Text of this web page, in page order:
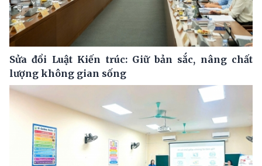
Sửa đổi Luật Kiến trúc: Giữ bản sắc, nâng chất
lượng không gian sống